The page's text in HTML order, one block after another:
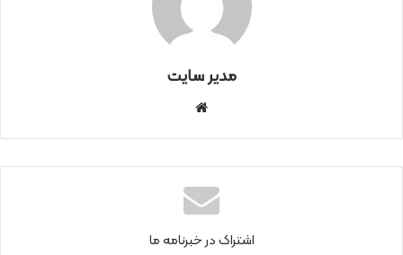
مدیر سایت
نتی
اشتراک در خبرنامه ما